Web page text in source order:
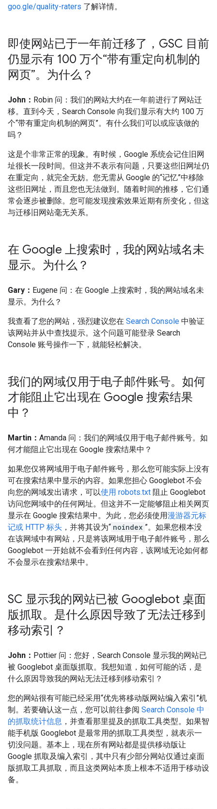
goo.gle/quality-raters 了解详情。
即使网站已于一年前迁移了，GSC 目前
仍显示有 100 万个“带有重定向机制的
网页”。为什么？
John： Robin 问：我们的网站大约在一年前进行了网站迁
移。直到今天，Search Console 向我们显示有大约 100 万
个“带有重定向机制的网页”。有什么我们可以或应该做的
吗？
这是个非常正常的现象。有时候，Google 系统会记住旧网
址很长一段时间。但这并不表示有问题，只要这些旧网址仍
在重定向，就完全无妨。您无需从 Google 的“记忆”中移除
这些旧网址，而且您也无法做到。随着时间的推移，它们通
常会逐步被删除。您可能发现搜索效果近期有所变化，但这
与迁移旧网站毫无关系。
在 Google 上搜索时，我的网站域名未
显示。为什么？
Gary： Eugene 问：在 Google 上搜索时，我的网站域名未
显示。为什么？
我查看了您的网站，强烈建议您在 Search Console 中验证
该网站并从中查找提示。这个问题可能登录 Search
Console 账号操作一下，就能轻松解决。
我们的网域仅用于电子邮件账号。如何
才能阻止它出现在 Google 搜索结果
中？
Martin： Amanda 问：我们的网域仅用于电子邮件账号。如
何才能阻止它出现在 Google 搜索结果中？
如果您仅将网域用于电子邮件账号，那么您可能实际上没有
可在搜索结果中显示的内容。如果您担心 Googlebot 不会
向您的网域发出请求，可以使用 robots.txt 阻止 Googlebot
访问您网域中的任何网址。但这并不一定能够阻止相关网页
显示在 Google 搜索结果中。为此，您必须使用漫游器元标
记或 HTTP 标头 ，并将其设为“ noindex ”。如果您根本没
在该网域中有网站，只是将该网域用于电子邮件账号，那么
Googlebot 一开始就不会看到任何内容，该网域无论如何都
不会显示在搜索结果中。
SC 显示我的网站已被 Googlebot 桌面
版抓取。是什么原因导致了无法迁移到
移动索引？
John： Pottier 问：您好，Search Console 显示我的网站已
被 Googlebot 桌面版抓取。我想知道，如何可能的话，是
什么原因导致我的网站无法迁移到移动索引？
您的网站很有可能已经采用“优先将移动版网站编入索引”机
制。若要确认这一点，您可以前往参阅 Search Console 中
的抓取统计信息 ，并查看那里提及的抓取工具类型。如果智
能手机版 Googlebot 是最常用的抓取工具类型，就表示一
切没问题。基本上，现在所有网站都是提供移动版让
Google 抓取及编入索引，其中只有少部分网站仅通过桌面
版抓取工具抓取，而且这类网站本质上根本不适用于移动设
备。